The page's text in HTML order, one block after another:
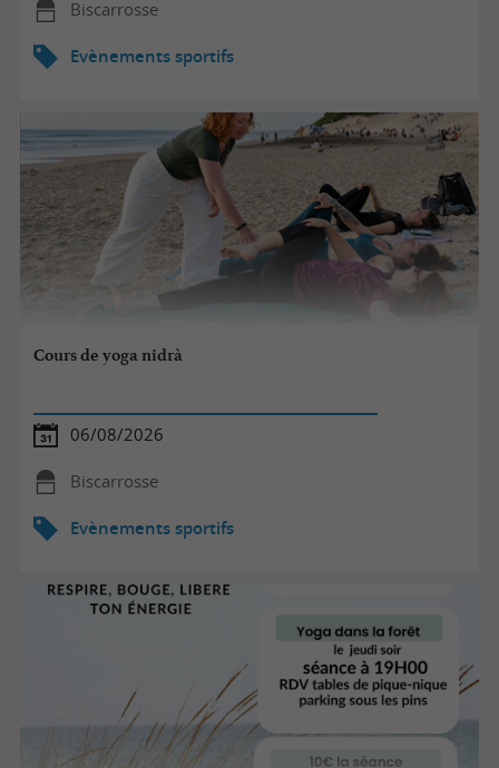
Biscarrosse
Evènements sportifs
Cours de yoga nidrà
06/08/2026
Biscarrosse
Evènements sportifs